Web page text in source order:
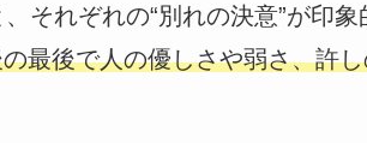
それぞれの“別れの決意”が印象
最後で人の優しさや弱さ、許